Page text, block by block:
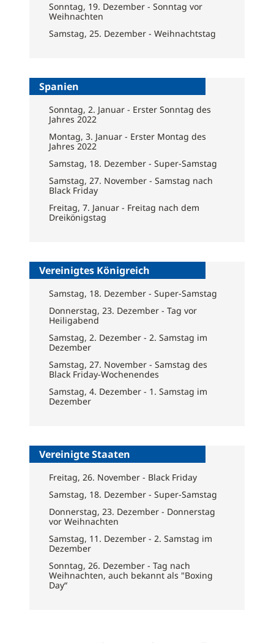
Sonntag, 19. Dezember - Sonntag vor
Weihnachten
Samstag, 25. Dezember - Weihnachtstag
Spanien
Sonntag, 2. Januar - Erster Sonntag des
Jahres 2022
Montag, 3. Januar - Erster Montag des
Jahres 2022
Samstag, 18. Dezember - Super-Samstag
Samstag, 27. November - Samstag nach
Black Friday
Freitag, 7. Januar - Freitag nach dem
Dreikönigstag
Vereinigtes Königreich
Samstag, 18. Dezember - Super-Samstag
Donnerstag, 23. Dezember - Tag vor
Heiligabend
Samstag, 2. Dezember - 2. Samstag im
Dezember
Samstag, 27. November - Samstag des
Black Friday-Wochenendes
Samstag, 4. Dezember - 1. Samstag im
Dezember
Vereinigte Staaten
Freitag, 26. November - Black Friday
Samstag, 18. Dezember - Super-Samstag
Donnerstag, 23. Dezember - Donnerstag
vor Weihnachten
Samstag, 11. Dezember - 2. Samstag im
Dezember
Sonntag, 26. Dezember - Tag nach
Weihnachten, auch bekannt als "Boxing
Day“